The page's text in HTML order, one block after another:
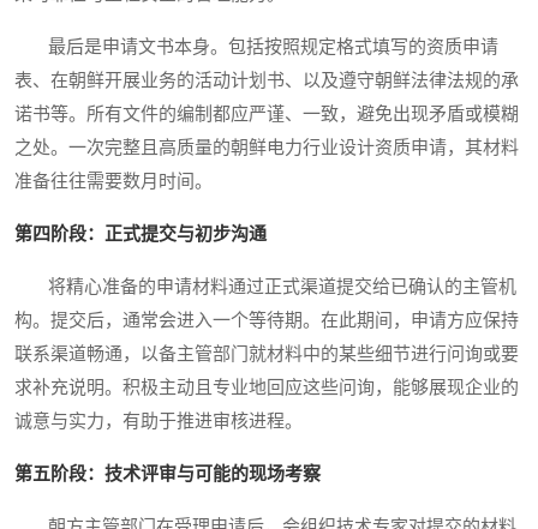
最后是申请文书本身。包括按照规定格式填写的资质申请
表、在朝鲜开展业务的活动计划书、以及遵守朝鲜法律法规的承
诺书等。所有文件的编制都应严谨、一致，避免出现矛盾或模糊
之处。一次完整且高质量的朝鲜电力行业设计资质申请，其材料
准备往往需要数月时间。
第四阶段：正式提交与初步沟通
将精心准备的申请材料通过正式渠道提交给已确认的主管机
构。提交后，通常会进入一个等待期。在此期间，申请方应保持
联系渠道畅通，以备主管部门就材料中的某些细节进行问询或要
求补充说明。积极主动且专业地回应这些问询，能够展现企业的
诚意与实力，有助于推进审核进程。
第五阶段：技术评审与可能的现场考察